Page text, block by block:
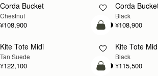
Corda Bucket
Chestnut
¥108,900
Corda
Black
¥108,900
カートに追加
Kite Tote Midi
Tan Suede
¥122,100
Kite Tote
Black
¥115,500
カートに追加